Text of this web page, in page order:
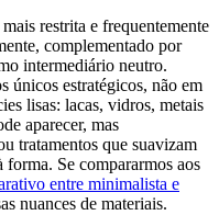
restrita e frequentemente
complementado por
intermediário neutro.
únicos estratégicos, não em
lisas: lacas, vidros, metais
aparecer, mas
tratamentos que suavizam
forma. Se compararmos aos
entre minimalista e
nuances de materiais.